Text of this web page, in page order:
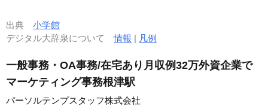
出典 小学館
デジタル大辞泉について情報 | 凡例
一般事務・OA事務/在宅あり月収例32万外資企業で
マーケティング事務根津駅
パーソルテンプスタッフ株式会社